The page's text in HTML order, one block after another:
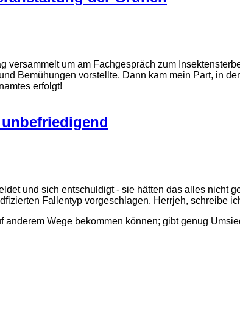
versammelt um am Fachgespräch zum
Bemühungen vorstellte. Dann kam mein Part, in
erfolgt!
und sich entschuldigt - sie hätten das alles nicht
Fallentyp vorgeschlagen. Herrjeh, schreibe
Wege bekommen können; gibt genug